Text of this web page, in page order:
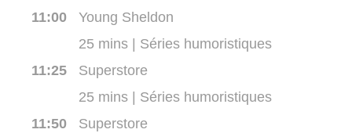
11:00 Young Sheldon
25 mins | Séries humoristiques
11:25 Superstore
25 mins | Séries humoristiques
11:50 Superstore